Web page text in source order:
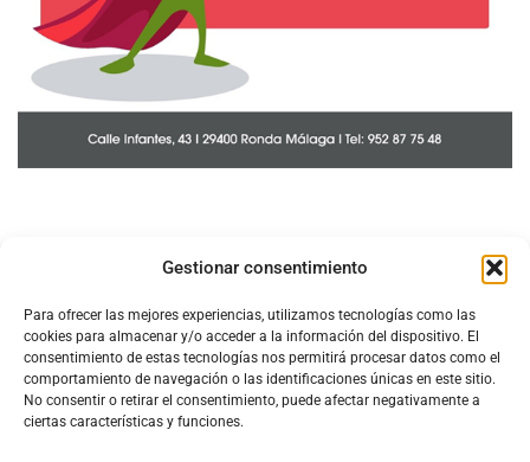
Gestionar consentimiento
Para ofrecer las mejores experiencias, utilizamos tecnologías como las
cookies para almacenar y/o acceder a la información del dispositivo. El
consentimiento de estas tecnologías nos permitirá procesar datos como el
comportamiento de navegación o las identificaciones únicas en este sitio.
No consentir o retirar el consentimiento, puede afectar negativamente a
ciertas características y funciones.